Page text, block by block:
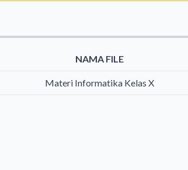
NAMA FILE
Materi Informatika Kelas X